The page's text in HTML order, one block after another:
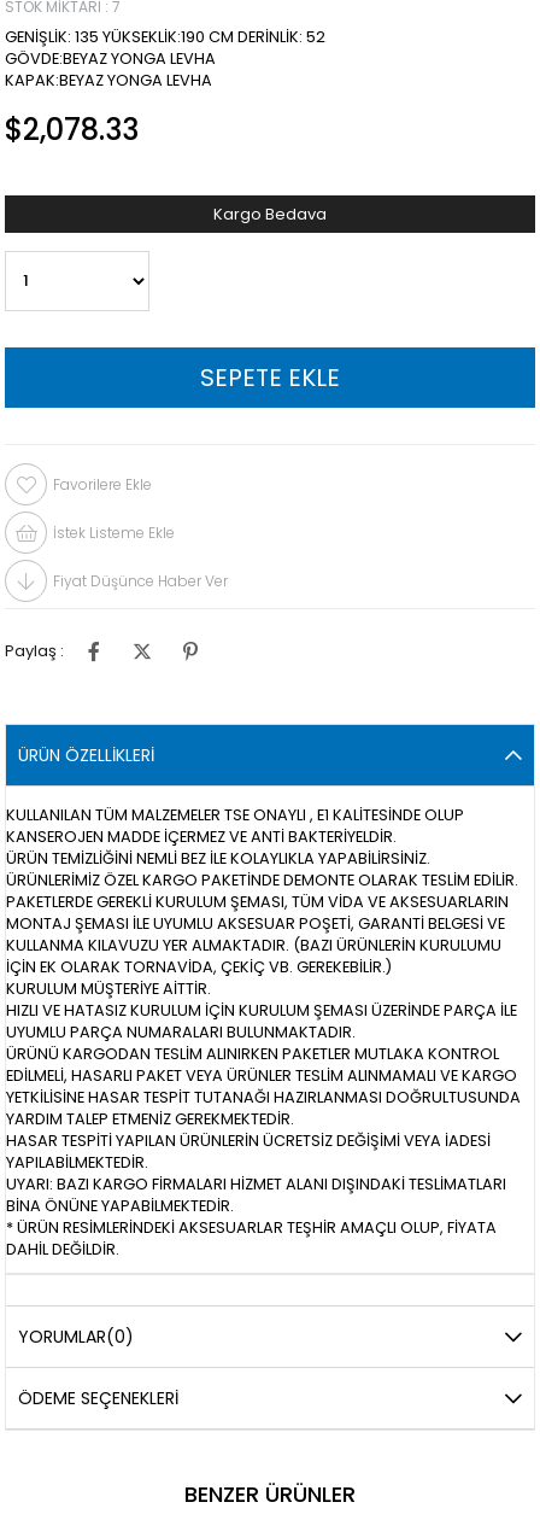
STOK MIKTARI : 7
GENİŞLİK: 135 YÜKSEKLİK:190 CM DERİNLİK: 52
GÖVDE:BEYAZ YONGA LEVHA
KAPAK:BEYAZ YONGA LEVHA
$2,078.33
Kargo Bedava
Favorilere Ekle
İstek Listeme Ekle
Fiyat Düşünce Haber Ver
Paylaş :
ÜRÜN ÖZELLIKLERI
KULLANILAN TÜM MALZEMELER TSE ONAYLI , E1 KALİTESİNDE OLUP
KANSEROJEN MADDE İÇERMEZ VE ANTİ BAKTERİYELDİR.
ÜRÜN TEMİZLİĞİNİ NEMLİ BEZ İLE KOLAYLIKLA YAPABİLİRSİNİZ.
ÜRÜNLERİMİZ ÖZEL KARGO PAKETİNDE DEMONTE OLARAK TESLİM EDİLİR.
PAKETLERDE GEREKLİ KURULUM ŞEMASI, TÜM VİDA VE AKSESUARLARIN
MONTAJ ŞEMASI İLE UYUMLU AKSESUAR POŞETİ, GARANTİ BELGESİ VE
KULLANMA KILAVUZU YER ALMAKTADIR. (BAZI ÜRÜNLERİN KURULUMU
İÇİN EK OLARAK TORNAVİDA, ÇEKİÇ VB. GEREKEBİLİR.)
KURULUM MÜŞTERİYE AİTTİR.
HIZLI VE HATASIZ KURULUM İÇİN KURULUM ŞEMASI ÜZERİNDE PARÇA İLE
UYUMLU PARÇA NUMARALARI BULUNMAKTADIR.
ÜRÜNÜ KARGODAN TESLİM ALINIRKEN PAKETLER MUTLAKA KONTROL
EDİLMELİ, HASARLI PAKET VEYA ÜRÜNLER TESLİM ALINMAMALI VE KARGO
YETKİLİSİNE HASAR TESPİT TUTANAĞI HAZIRLANMASI DOĞRULTUSUNDA
YARDIM TALEP ETMENİZ GEREKMEKTEDİR.
HASAR TESPİTİ YAPILAN ÜRÜNLERİN ÜCRETSİZ DEĞİŞİMİ VEYA İADESİ
YAPILABİLMEKTEDİR.
UYARI: BAZI KARGO FİRMALARI HİZMET ALANI DIŞINDAKİ TESLİMATLARI
BİNA ÖNÜNE YAPABİLMEKTEDİR.
* ÜRÜN RESİMLERİNDEKİ AKSESUARLAR TEŞHİR AMAÇLI OLUP, FİYATA
DAHİL DEĞİLDİR.
YORUMLAR(0)
ÖDEME SEÇENEKLERI
BENZER ÜRÜNLER